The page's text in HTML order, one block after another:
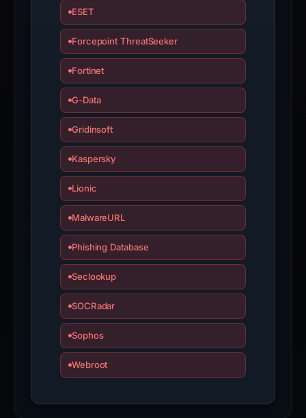
report
is
inaccurate.
ESET
Forcepoint ThreatSeeker
Fortinet
G-Data
Gridinsoft
Kaspersky
Lionic
MalwareURL
Phishing Database
Seclookup
SOCRadar
Sophos
Webroot